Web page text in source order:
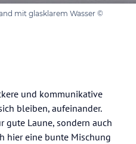
mit glasklarem Wasser ©
und kommunikative
bleiben, aufeinander.
gute Laune, sondern auch
hier eine bunte Mischung